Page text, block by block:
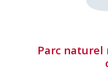
Parc naturel